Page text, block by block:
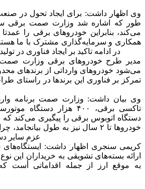
وی اظهار داشت: برای ایجاد تحول در
طور که اشاره شد وزارت صمت برقی
می‌کند، بنابراین خودروهای برقی را
همکاری و سرمایه‌گذاری مشترک با ما
در ادامه تاکید بر ایجاد فناوری در
مدیر طرح خودروهای برقی وزارت صمت،
می‌شود خودروهای وارداتی از برندهای
تمرکز بر فناوری این برندها در راستای
دستگاه اتوبوس برقی را پیگیری می‌کند
خودروها تا ٢ سال نیز به طول
عزم سایر
کریمی سنجری اظهار داشت: ایستگاه‌های
ارائه بسته‌های تشویقی به خریداران این
به موقع ارز از جمله اقداماتی أست